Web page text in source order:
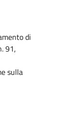
di
91,
sulla